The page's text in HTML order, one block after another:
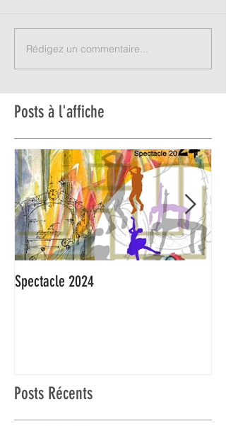
Rédigez un commentaire...
Posts à l'affiche
Spectacle 2024
Posts Récents